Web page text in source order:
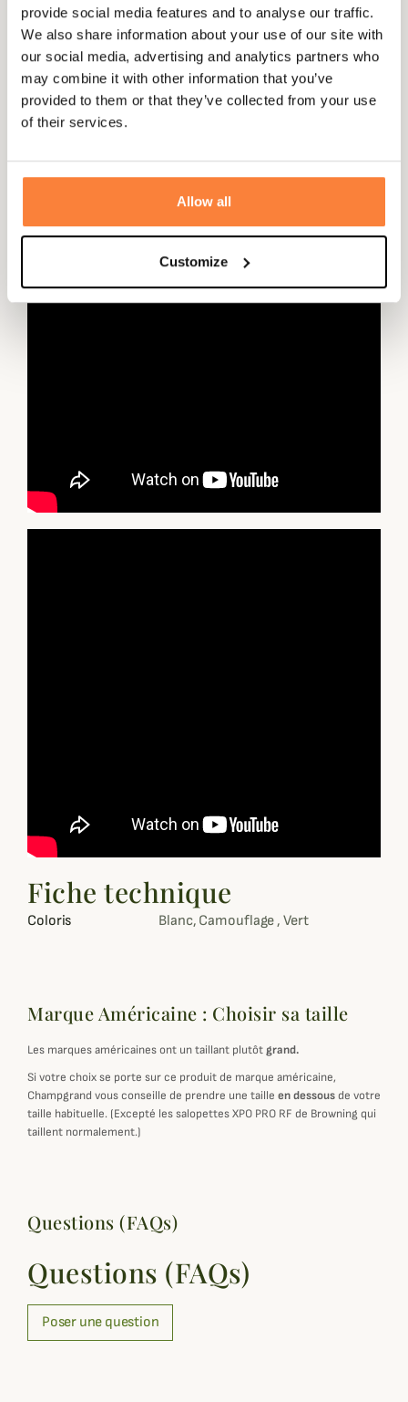
provide social media features and to analyse our traffic.
We also share information about your use of our site with
our social media, advertising and analytics partners who
may combine it with other information that you’ve
provided to them or that they’ve collected from your use
of their services.
Allow all
Customize
sécurité. De plus la manche manche gauche de la veste
est confectionnée avec un tissu lisse et non en molleton
comme le reste de la veste pour éviter que la corde de
l'arc ne frotte sur la manche.
Conçue avec l'Optifade Elevated II vous pourrez associer
del'Optifade Elevated II.
Fiche technique
Coloris Blanc, Camouflage , Vert
Marque Américaine : Choisir sa taille
Les marques américaines ont un taillant plutôt grand.
Si votre choix se porte sur ce produit de marque américaine,
Champgrand vous conseille de prendre une taille en dessousde votre
taille habituelle. (Excepté les salopettes XPO PRO RF de Browning qui
taillent normalement.)
Questions (FAQs)
Questions (FAQs)
Poser une question